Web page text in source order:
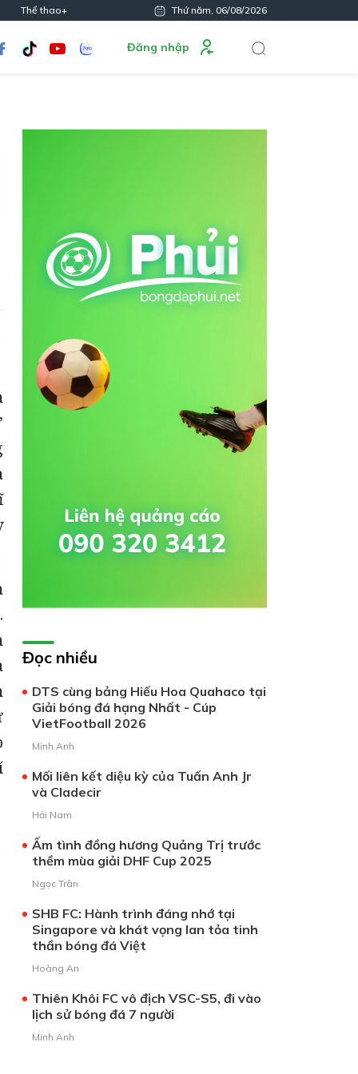
Thể thao+ Thứ năm, 06/08/2026
Đăng nhập
Đọc nhiều
DTS cùng bảng Hiếu Hoa Quahaco tại
Giải bóng đá hạng Nhất - Cúp
VietFootball 2026
Minh Anh
Mối liên kết diệu kỳ của Tuấn Anh Jr
và Cladecir
Hải Nam
Ấm tình đồng hương Quảng Trị trước
thềm mùa giải DHF Cup 2025
Ngọc Trân
SHB FC: Hành trình đáng nhớ tại
Singapore và khát vọng lan tỏa tinh
thần bóng đá Việt
Hoàng An
Thiên Khôi FC vô địch VSC-S5, đi vào
lịch sử bóng đá 7 người
Minh Anh